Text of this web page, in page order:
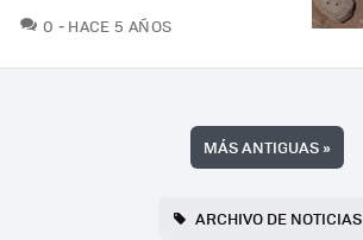
0 COMENTARIOS
HACE 5 AÑOS
MÁS ANTIGUAS»
ARCHIVO DE NOTICIAS